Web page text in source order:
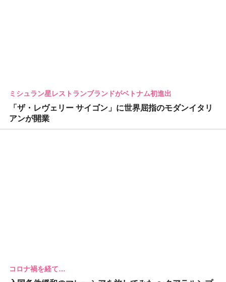
ミシュラン星レストランブランドがベトナム初進出
「ザ・レヴェリー サイゴン」に世界屈指のモダンイタリ
アンが開業
コロナ禍を経て…